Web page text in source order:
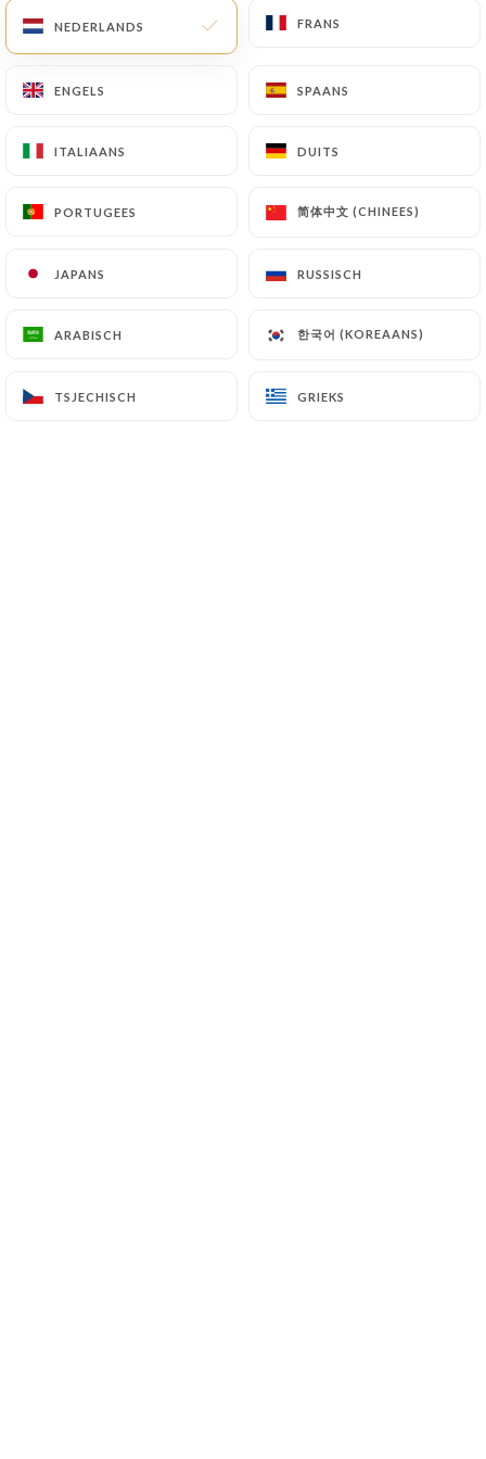
NEDERLANDS FRANS
ENGELS SPAANS
ITALIAANS DUITS
PORTUGEES 简体中文 (CHINEES)
JAPANS RUSSISCH
ARABISCH 한국어 (KOREAANS)
TSJECHISCH GRIEKS
NEDERLANDS FRANS
ENGELS SPAANS
ITALIAANS DUITS
PORTUGEES 简体中文 (CHINEES)
JAPANS RUSSISCH
ARABISCH 한국어 (KOREAANS)
TSJECHISCH GRIEKS